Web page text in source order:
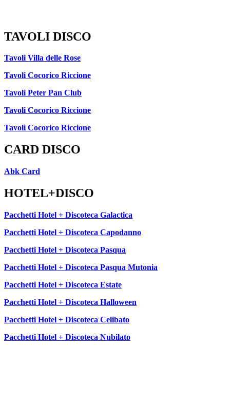
TAVOLI DISCO
Tavoli Villa delle Rose
Tavoli Cocorico Riccione
Tavoli Peter Pan Club
Tavoli Cocorico Riccione
Tavoli Cocorico Riccione
CARD DISCO
Abk Card
HOTEL+DISCO
Pacchetti Hotel + Discoteca Galactica
Pacchetti Hotel + Discoteca Capodanno
Pacchetti Hotel + Discoteca Pasqua
Pacchetti Hotel + Discoteca Pasqua Mutonia
Pacchetti Hotel + Discoteca Estate
Pacchetti Hotel + Discoteca Halloween
Pacchetti Hotel + Discoteca Celibato
Pacchetti Hotel + Discoteca Nubilato